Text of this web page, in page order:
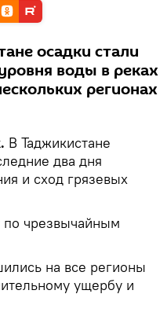
осадки стали
воды в реках
регионах
В Таджикистане
два дня
и сход грязевых
чрезвычайным
на все регионы
ущербу и